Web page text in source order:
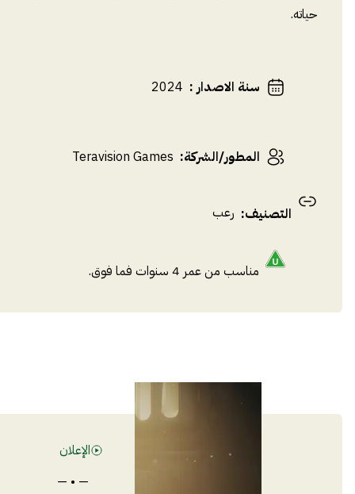
حياته.
سنة الاصدار:
2024
المطور/الشركة:
Teravision Games
التصنيف: رعب
مناسب من عمر 4 سنوات فما فوق.
الإعلان
— • —